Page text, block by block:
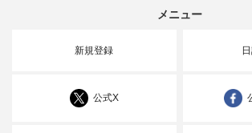
メニュー
新規登録
公式X